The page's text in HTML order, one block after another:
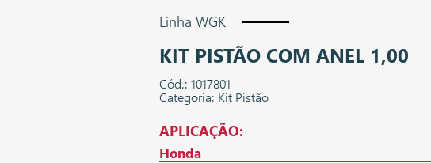
Linha WGK
KIT PISTÃO COM ANEL 1,00
Cód.: 1017801
Categoria: Kit Pistão
APLICAÇÃO:
Honda